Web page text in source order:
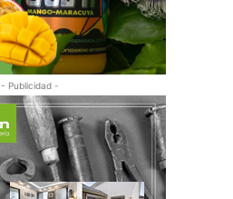
- Publicidad -